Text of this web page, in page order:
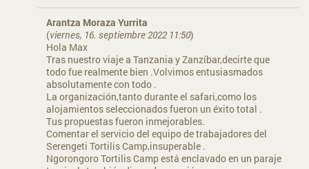
Arantza Moraza Yurrita
(viernes, 16. septiembre 2022 11:50)
Hola Max
Tras nuestro viaje a Tanzania y Zanzíbar,decirte que
todo fue realmente bien .Volvimos entusiasmados
absolutamente con todo .
La organización,tanto durante el safari,como los
alojamientos seleccionados fueron un éxito total .
Tus propuestas fueron inmejorables.
Comentar el servicio del equipo de trabajadores del
Serengeti Tortilis Camp,insuperable .
Ngorongoro Tortilis Camp está enclavado en un paraje